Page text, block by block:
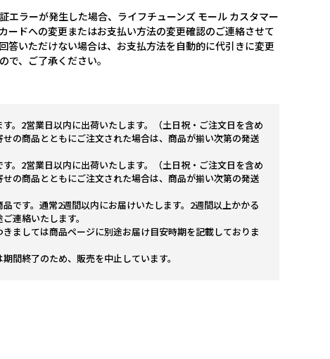
エラーが発生した場合、ライフチューンズ モール カスタマー
ードへの変更またはお支払い方法の変更確認のご連絡させて
答いただけない場合は、お支払方法を自動的に代引きに変更
で、ご了承ください。
。2営業日以内に出荷いたします。（土日祝・ご注文日を含め
せの商品とともにご注文された場合は、商品が揃い次第の発送
。2営業日以内に出荷いたします。（土日祝・ご注文日を含め
せの商品とともにご注文された場合は、商品が揃い次第の発送
品です。通常2週間以内にお届けいたします。2週間以上かかる
連絡いたします。
ましては商品ページに別途お届け目安時期を記載しておりま
間終了のため、販売を中止しています。